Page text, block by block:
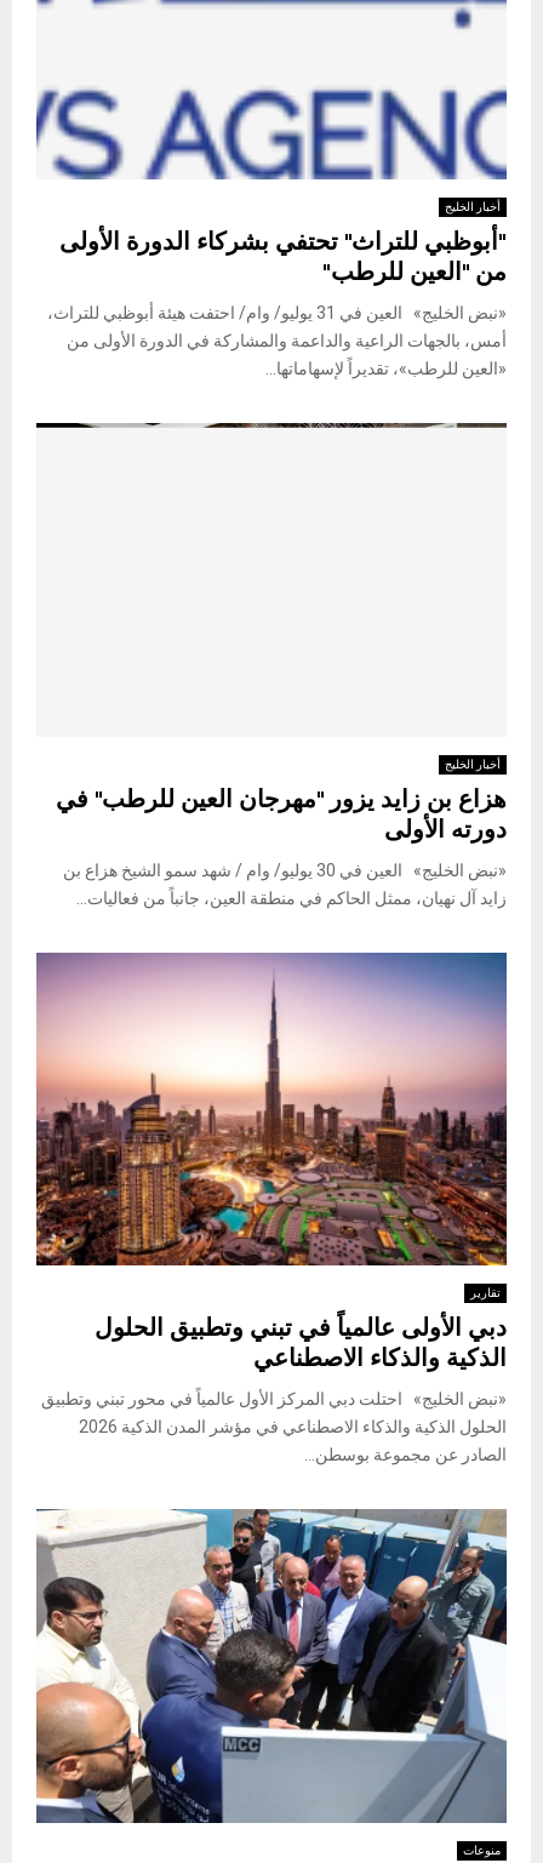
أخبار الخليج
"أبوظبي للتراث" تحتفي بشركاء الدورة الأولى
من "العين للرطب"
«نبض الخليج» العين في 31 يوليو/ وام/ احتفت هيئة أبوظبي للتراث،
أمس، بالجهات الراعية والداعمة والمشاركة في الدورة الأولى من
«العين للرطب»، تقديراً لإسهاماتها...
أخبار الخليج
هزاع بن زايد يزور "مهرجان العين للرطب" في
دورته الأولى
«نبض الخليج» العين في 30 يوليو/ وام / شهد سمو الشيخ هزاع بن
زايد آل نهيان، ممثل الحاكم في منطقة العين، جانباً من فعاليات...
تقارير
دبي الأولى عالمياً في تبني وتطبيق الحلول
الذكية والذكاء الاصطناعي
«نبض الخليج» احتلت دبي المركز الأول عالمياً في محور تبني وتطبيق
الحلول الذكية والذكاء الاصطناعي في مؤشر المدن الذكية 2026
الصادر عن مجموعة بوسطن...
منوعات